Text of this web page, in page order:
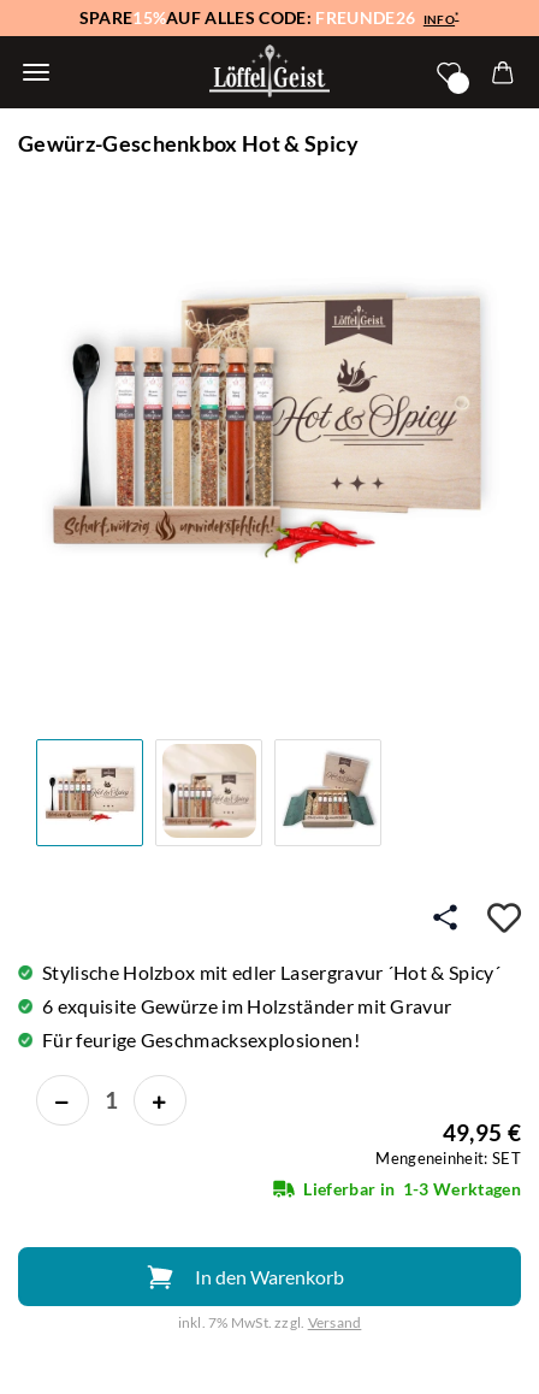
SPARE15%AUF ALLES CODE: FREUNDE26 INFO*
Gewürz-Geschenkbox Hot & Spicy
Stylische Holzbox mit edler Lasergravur ´Hot & Spicy´
6 exquisite Gewürze im Holzständer mit Gravur
Für feurige Geschmacksexplosionen!
49,95 €
Mengeneinheit: SET
Lieferbar in 1-3 Werktagen
In den Warenkorb
inkl. 7% MwSt. zzgl. Versand
Weiter mit